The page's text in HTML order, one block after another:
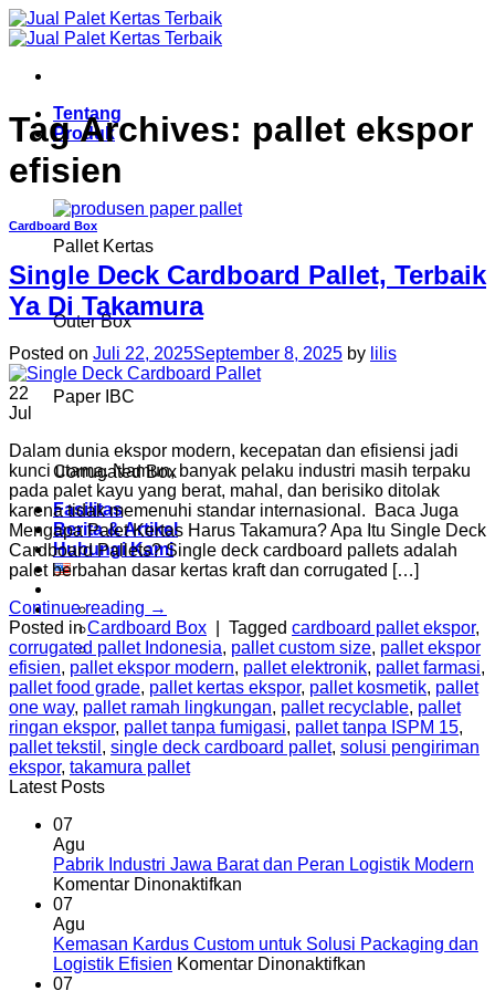
Skip
to
Tentang
Produk
Pallet Kertas
Outer Box
Paper IBC
Corrugated Box
Fasilitas
Berita & Artikel
Hubungi Kami
Tag Archives: pallet ekspor
efisien
Cardboard Box
Single Deck Cardboard Pallet, Terbaik
Ya Di Takamura
Posted on Juli 22, 2025September 8, 2025 by lilis
22
Jul
Dalam dunia ekspor modern, kecepatan dan efisiensi jadi
kunci utama. Namun, banyak pelaku industri masih terpaku
pada palet kayu yang berat, mahal, dan berisiko ditolak
karena tidak memenuhi standar internasional. Baca Juga
Mengapa Palet Kertas Harus Takamura? Apa Itu Single Deck
Cardboard Pallets? Single deck cardboard pallets adalah
palet berbahan dasar kertas kraft dan corrugated […]
Continue reading →
Posted inCardboard Box Tagged cardboard pallet ekspor,
corrugated pallet Indonesia, pallet custom size, pallet ekspor
efisien, pallet ekspor modern, pallet elektronik, pallet farmasi,
pallet food grade, pallet kertas ekspor, pallet kosmetik, pallet
one way, pallet ramah lingkungan, pallet recyclable, pallet
ringan ekspor, pallet tanpa fumigasi, pallet tanpa ISPM 15,
pallet tekstil , single deck cardboard pallet, solusi pengiriman
ekspor, takamura pallet
Latest Posts
07
Agu
Pabrik Industri Jawa Barat dan Peran Logistik Modern
Komentar Dinonaktifkan
Jawa
Barat
07
Agu
Kemasan Kardus Custom untuk Solusi Packaging dan
Logistik Efisien Komentar Dinonaktifkan
07